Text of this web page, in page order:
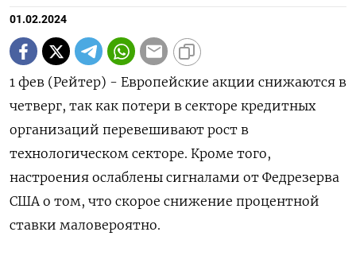
01.02.2024
1 фев (Рейтер) - Европейские акции снижаются в
четверг, так как потери в секторе кредитных
организаций перевешивают рост в
технологическом секторе. Кроме того,
настроения ослаблены сигналами от Федрезерва
США о том, что скорое снижение процентной
ставки маловероятно.